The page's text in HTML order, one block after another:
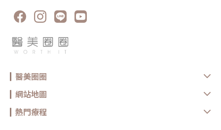
醫美圈圈
網站地圖
熱門療程